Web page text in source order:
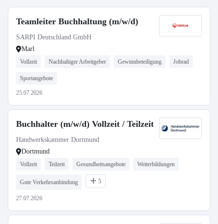
Teamleiter Buchhaltung (m/w/d)
SARPI Deutschland GmbH
Marl
Vollzeit Nachhaltiger Arbeitgeber Gewinnbeteiligung Jobrad
Sportangebote
25.07.2026
Buchhalter (m/w/d) Vollzeit / Teilzeit
Handwerkskammer Dortmund
Dortmund
Vollzeit Teilzeit Gesundheitsangebote Weiterbildungen
Gute Verkehrsanbindung 5
27.07.2026